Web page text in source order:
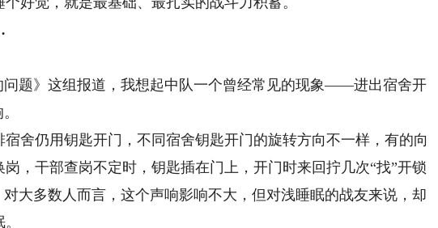
题》这组报道，我想起中队一个曾经常见的现象——进出宿舍开
仍用钥匙开门，不同宿舍钥匙开门的旋转方向不一样，有的向
，干部查岗不定时，钥匙插在门上，开门时来回拧几次“找”开锁
大多数人而言，这个声响影响不大，但对浅睡眠的战友来说，却